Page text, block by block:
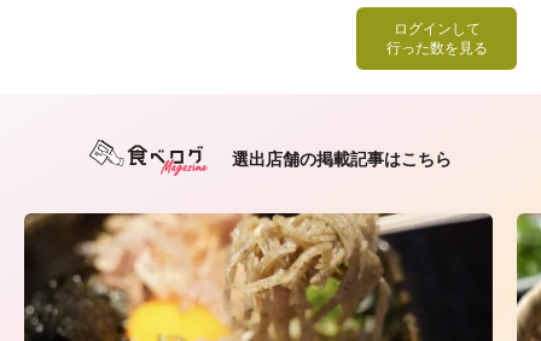
ログインして
行った数を見る
選出店舗の掲載記事はこちら